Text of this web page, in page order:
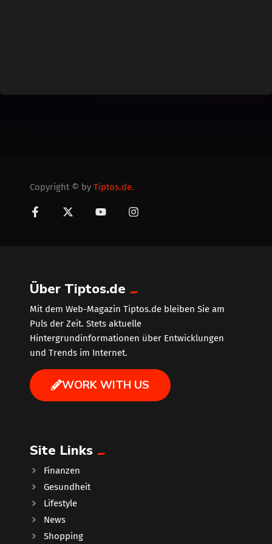
Copyright © by Tiptos.de.
Über Tiptos.de
Mit dem Web-Magazin Tiptos.de bleiben Sie am
Puls der Zeit. Stets aktuelle
Hintergrundinformationen über Entwicklungen
und Trends im Internet.
WORK WITH US
Site Links
Finanzen
Gesundheit
Lifestyle
News
Shopping